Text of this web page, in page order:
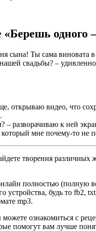
одного
сына! Ты сама виновата
свадьбы? –
открываю видео, что
разворачиваю к ней
мне почему-то не
творения различных
полностью (полную
устройства, будь то
mp3.
ознакомиться с
помогут вам лучше